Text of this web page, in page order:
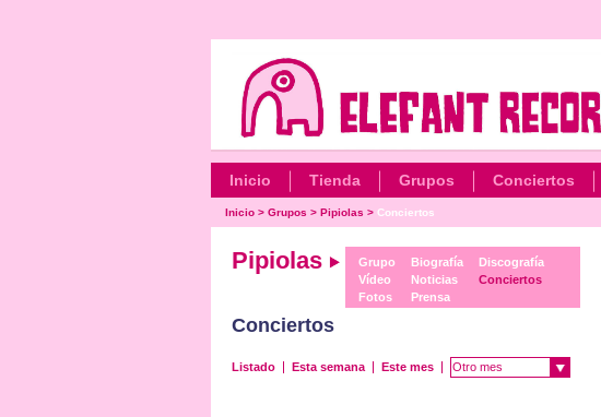
Inicio Tienda Grupos Conciertos
Inicio> Grupos > Pipiolas > Conciertos
Pipiolas
Grupo
Vídeo
Fotos
Biografía
Noticias
Prensa
Discografía
Conciertos
Conciertos
Listado Esta semana Este mes Otro mes